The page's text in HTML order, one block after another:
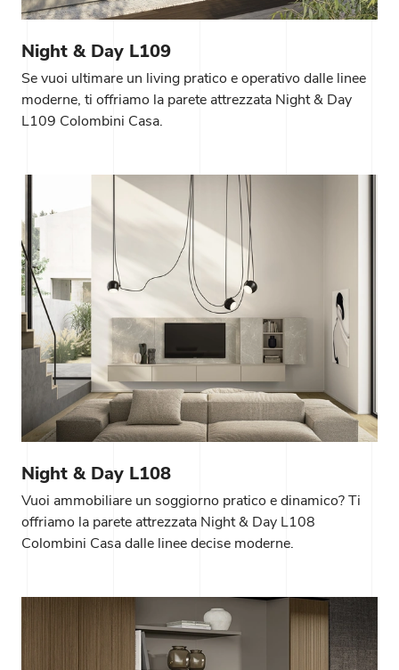
Night & Day L109
Se vuoi ultimare un living pratico e operativo dalle linee
moderne, ti offriamo la parete attrezzata Night & Day
L109 Colombini Casa.
Night & Day L108
Vuoi ammobiliare un soggiorno pratico e dinamico? Ti
offriamo la parete attrezzata Night & Day L108
Colombini Casa dalle linee decise moderne.